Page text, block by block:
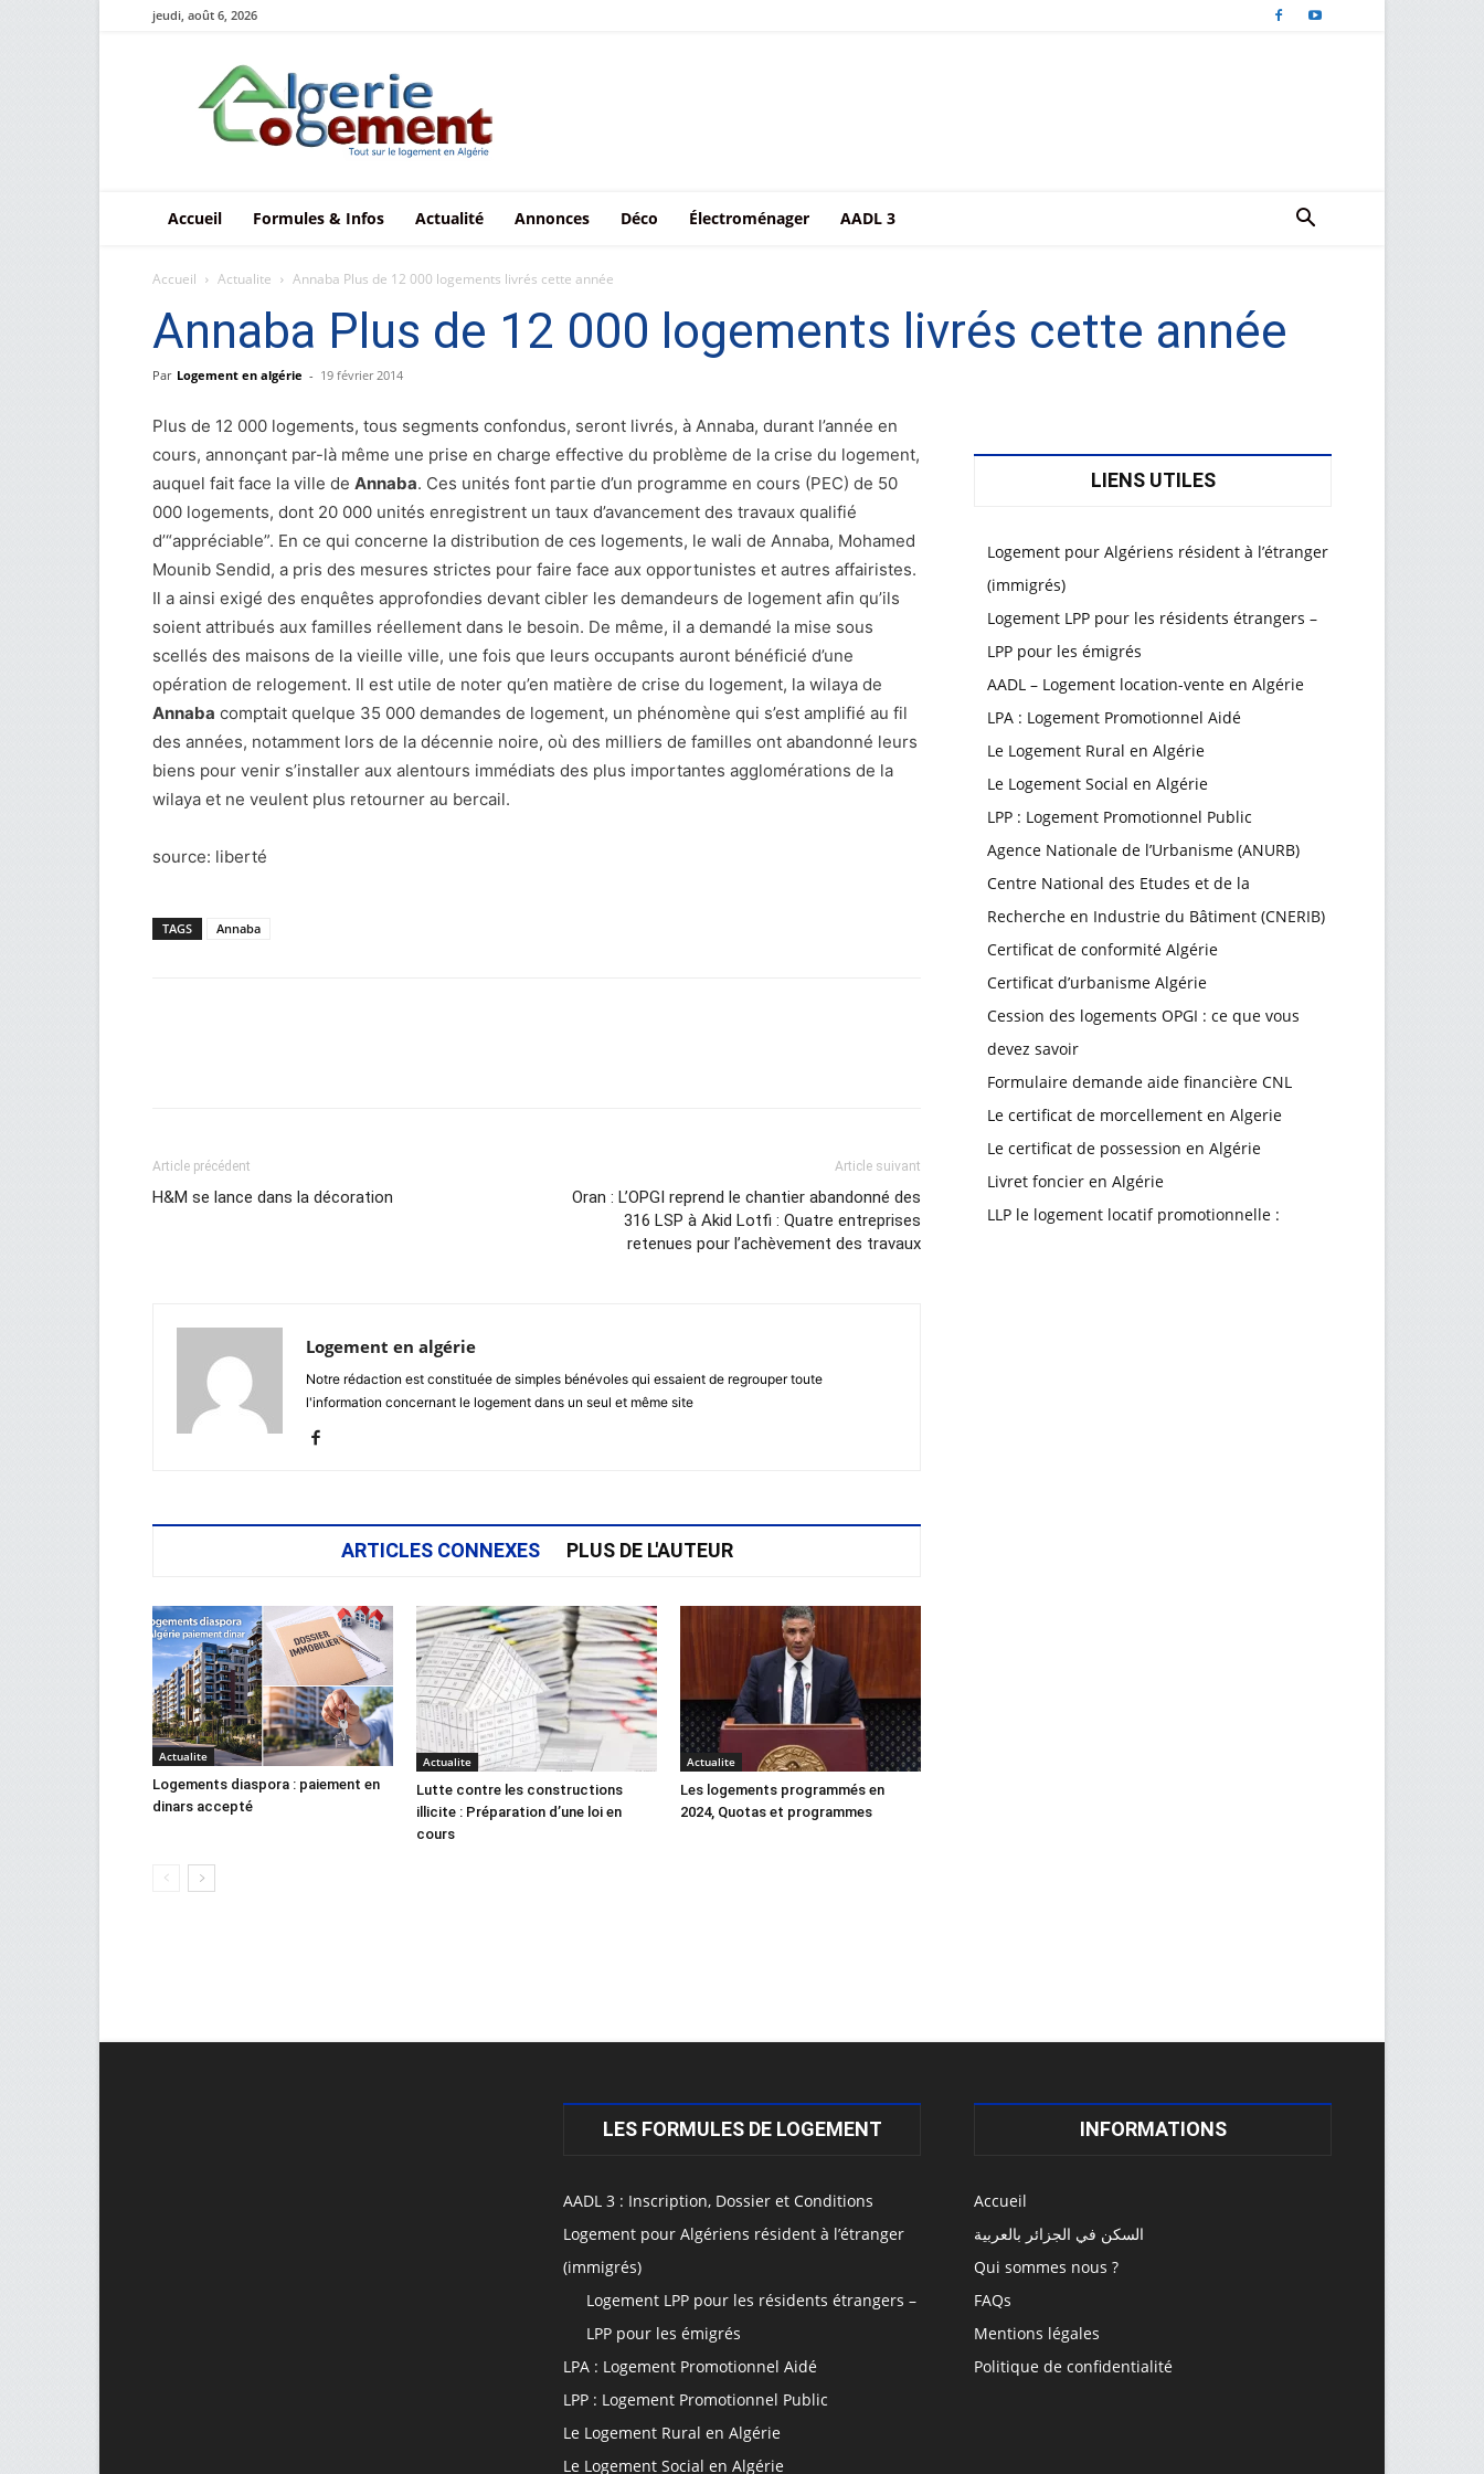
jeudi, août 6, 2026
Le
logement
en
Algérie
Accueil Formules & Infos Actualité Annonces Déco Électroménager AADL 3
Accueil Actualite Annaba Plus de 12 000 logements livrés cette année
Annaba Plus de 12 000 logements livrés cette année
Par Logement en algérie - 19 février 2014
Plus de 12 000 logements, tous segments confondus, seront livrés, à Annaba, durant l’année en
cours, annonçant par-là même une prise en charge effective du problème de la crise du logement,
auquel fait face la ville de Annaba. Ces unités font partie d’un programme en cours (PEC) de 50
000 logements, dont 20 000 unités enregistrent un taux d’avancement des travaux qualifié
d’“appréciable”. En ce qui concerne la distribution de ces logements, le wali de Annaba, Mohamed
Mounib Sendid, a pris des mesures strictes pour faire face aux opportunistes et autres affairistes.
Il a ainsi exigé des enquêtes approfondies devant cibler les demandeurs de logement afin qu’ils
soient attribués aux familles réellement dans le besoin. De même, il a demandé la mise sous
scellés des maisons de la vieille ville, une fois que leurs occupants auront bénéficié d’une
opération de relogement. Il est utile de noter qu’en matière de crise du logement, la wilaya de
Annaba comptait quelque 35 000 demandes de logement, un phénomène qui s’est amplifié au fil
des années, notamment lors de la décennie noire, où des milliers de familles ont abandonné leurs
biens pour venir s’installer aux alentours immédiats des plus importantes agglomérations de la
wilaya et ne veulent plus retourner au bercail.
source: liberté
TAGS Annaba
Article précédent
H&M se lance dans la décoration
Article suivant
Oran : L’OPGI reprend le chantier abandonné des
316 LSP à Akid Lotfi : Quatre entreprises
retenues pour l’achèvement des travaux
Logement en algérie
Notre rédaction est constituée de simples bénévoles qui essaient de regrouper toute
l'information concernant le logement dans un seul et même site
ARTICLES CONNEXES PLUS DE L'AUTEUR
Actualite
Logements diaspora : paiement en
dinars accepté
Actualite
Lutte contre les constructions
illicite : Préparation d’une loi en
cours
Actualite
Les logements programmés en
2024, Quotas et programmes
LIENS UTILES
Logement pour Algériens résident à l’étranger
(immigrés)
Logement LPP pour les résidents étrangers –
LPP pour les émigrés
AADL – Logement location-vente en Algérie
LPA : Logement Promotionnel Aidé
Le Logement Rural en Algérie
Le Logement Social en Algérie
LPP : Logement Promotionnel Public
Agence Nationale de l’Urbanisme (ANURB)
Centre National des Etudes et de la
Recherche en Industrie du Bâtiment (CNERIB)
Certificat de conformité Algérie
Certificat d’urbanisme Algérie
Cession des logements OPGI : ce que vous
devez savoir
Formulaire demande aide financière CNL
Le certificat de morcellement en Algerie
Le certificat de possession en Algérie
Livret foncier en Algérie
LLP le logement locatif promotionnelle :
LES FORMULES DE LOGEMENT
AADL 3 : Inscription, Dossier et Conditions
Logement pour Algériens résident à l’étranger
(immigrés)
Logement LPP pour les résidents étrangers –
LPP pour les émigrés
LPA : Logement Promotionnel Aidé
LPP : Logement Promotionnel Public
Le Logement Rural en Algérie
Le Logement Social en Algérie
INFORMATIONS
Accueil
السكن في الجزائر بالعربية
Qui sommes nous ?
FAQs
Mentions légales
Politique de confidentialité